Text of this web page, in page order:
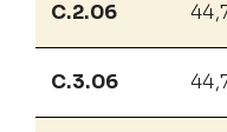
C.2.06
C.3.06